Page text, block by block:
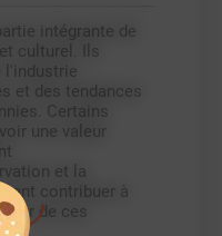
intégrante de
culturel. Ils
l'industrie
et des tendances
Certains
une valeur
et la
contribuer à
de ces